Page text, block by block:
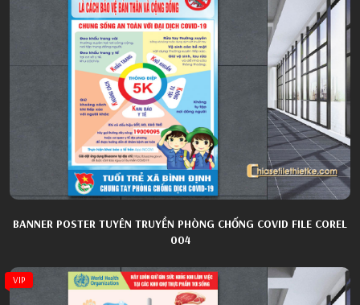
BANNER POSTER TUYÊN TRUYỀN PHÒNG CHỐNG COVID FILE COREL
004
VIP